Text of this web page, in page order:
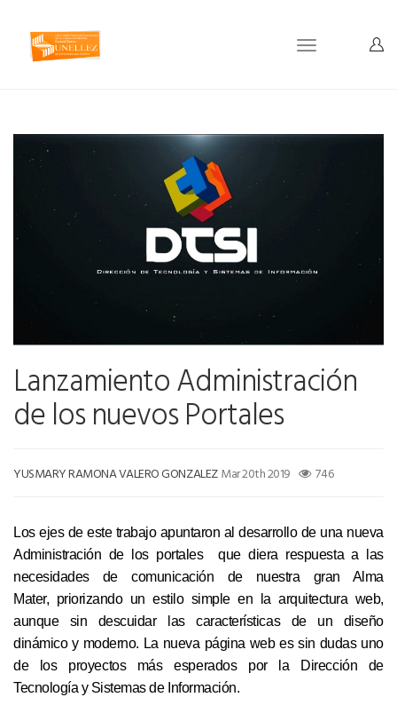
Toggle
Lanzamiento Administración
de los nuevos Portales
YUSMARY RAMONA VALERO GONZALEZ Mar 20th 2019 746
Los ejes de este trabajo apuntaron al desarrollo de una nueva
Administración de los portales que diera respuesta a las
necesidades de comunicación de nuestra gran Alma
Mater, priorizando un estilo simple en la arquitectura web,
aunque sin descuidar las características de un diseño
dinámico y moderno. La nueva página web es sin dudas uno
de los proyectos más esperados por la Dirección de
Tecnología y Sistemas de Información.